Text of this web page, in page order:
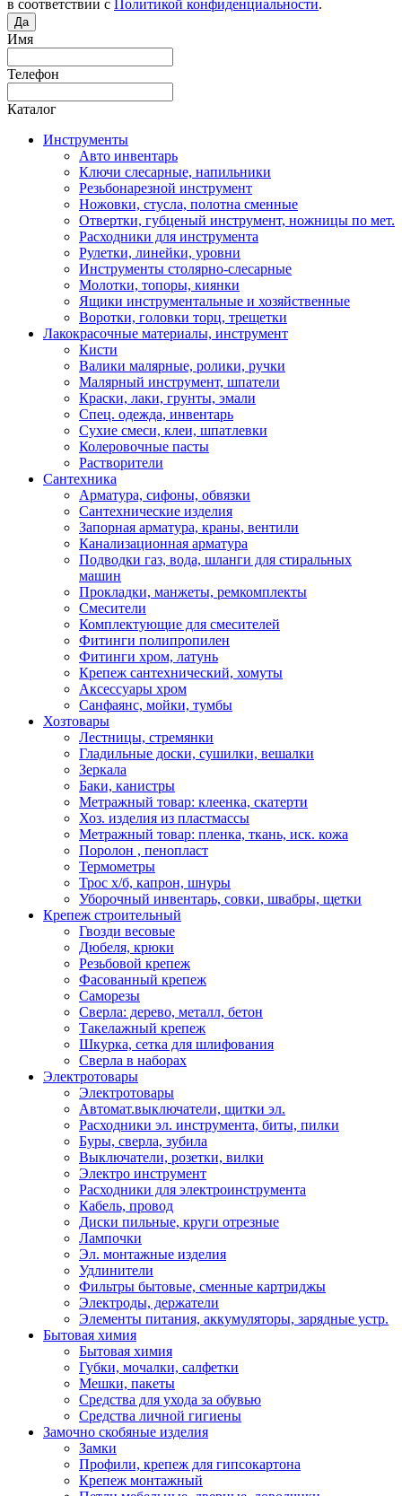
в соответствии с Политикой конфиденциальности.
Да
Имя
Телефон
Каталог
Инструменты
Авто инвентарь
Ключи слесарные, напильники
Резьбонарезной инструмент
Ножовки, стусла, полотна сменные
Отвертки, губценый инструмент, ножницы по мет.
Расходники для инструмента
Рулетки, линейки, уровни
Инструменты столярно-слесарные
Молотки, топоры, киянки
Ящики инструментальные и хозяйственные
Воротки, головки торц, трещетки
Лакокрасочные материалы, инструмент
Кисти
Валики малярные, ролики, ручки
Малярный инструмент, шпатели
Краски, лаки, грунты, эмали
Спец. одежда, инвентарь
Сухие смеси, клеи, шпатлевки
Колеровочные пасты
Растворители
Сантехника
Арматура, сифоны, обвязки
Сантехнические изделия
Запорная арматура, краны, вентили
Канализационная арматура
Подводки газ, вода, шланги для стиральных
машин
Прокладки, манжеты, ремкомплекты
Смесители
Комплектующие для смесителей
Фитинги полипропилен
Фитинги хром, латунь
Крепеж сантехнический, хомуты
Аксессуары хром
Санфаянс, мойки, тумбы
Хозтовары
Лестницы, стремянки
Гладильные доски, сушилки, вешалки
Зеркала
Баки, канистры
Метражный товар: клеенка, скатерти
Хоз. изделия из пластмассы
Метражный товар: пленка, ткань, иск. кожа
Поролон , пенопласт
Термометры
Трос х/б, капрон, шнуры
Уборочный инвентарь, совки, швабры, щетки
Крепеж строительный
Гвозди весовые
Дюбеля, крюки
Резьбовой крепеж
Фасованный крепеж
Саморезы
Сверла: дерево, металл, бетон
Такелажный крепеж
Шкурка, сетка для шлифования
Сверла в наборах
Электротовары
Электротовары
Автомат.выключатели, щитки эл.
Расходники эл. инструмента, биты, пилки
Буры, сверла, зубила
Выключатели, розетки, вилки
Электро инструмент
Расходники для электроинструмента
Кабель, провод
Диски пильные, круги отрезные
Лампочки
Эл. монтажные изделия
Удлинители
Фильтры бытовые, сменные картриджы
Электроды, держатели
Элементы питания, аккумуляторы, зарядные устр.
Бытовая химия
Бытовая химия
Губки, мочалки, салфетки
Мешки, пакеты
Средства для ухода за обувью
Средства личной гигиены
Замочно скобяные изделия
Замки
Профили, крепеж для гипсокартона
Крепеж монтажный